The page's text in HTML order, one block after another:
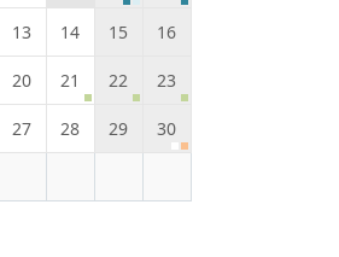
13 14 15 16
20 21 22 23
27 28 29 30